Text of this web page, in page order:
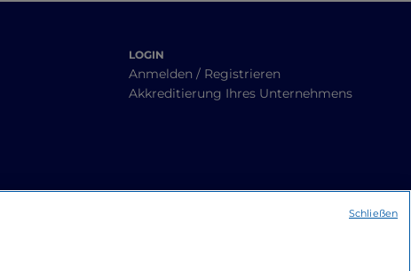
LOGIN
Anmelden / Registrieren
Akkreditierung Ihres Unternehmens
Schließen